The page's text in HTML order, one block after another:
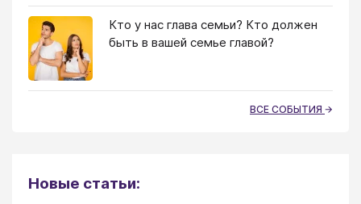
Кто у нас глава семьи? Кто должен
быть в вашей семье главой?
ВСЕ СОБЫТИЯ
Новые статьи: